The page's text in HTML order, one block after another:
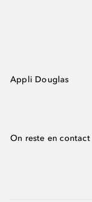
Appli Douglas
On reste en contact